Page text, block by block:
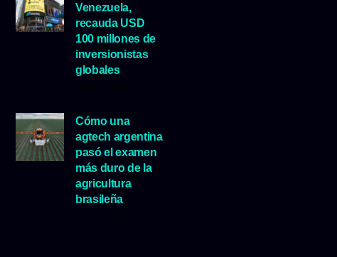
Venezuela,
recauda USD
100 millones de
inversionistas
globales
Cómo una
agtech argentina
pasó el examen
más duro de la
agricultura
brasileña